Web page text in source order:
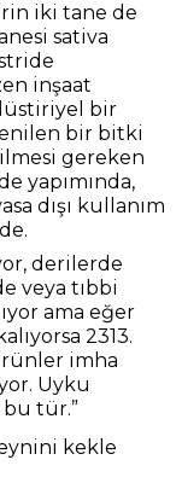
iki tane de
sativa
inşaat
bir
bir bitki
gereken
yapımında,
dışı kullanım
derilerde
veya tıbbi
ama eğer
2313.
imha
Uyku
tür.”